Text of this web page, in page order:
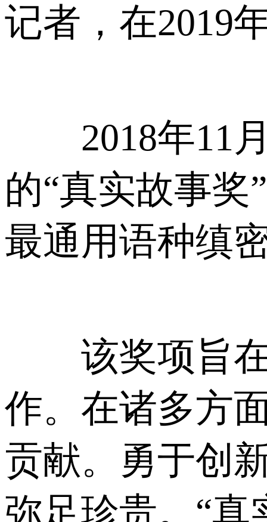
记者，在2019
2018年11月
的“真实故事
最通用语种缜
该奖项旨在
作。在诸多方
贡献。勇于创
弥足珍贵。“